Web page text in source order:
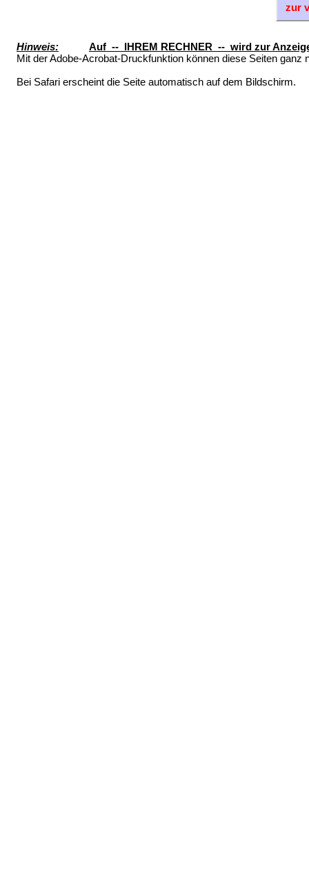
Hinweis:
Auf -- IHREM RECHNER -- wird zur
Mit der Adobe-Acrobat-Druckfunktion können diese Seiten ganz
Bei Safari erscheint die Seite automatisch auf dem Bildschirm.
zur